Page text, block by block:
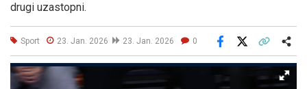
drugi uzastopni.
Sport 23. Jan. 2026 23. Jan. 2026 0
Facebook